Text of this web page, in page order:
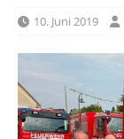
10. Juni 2019